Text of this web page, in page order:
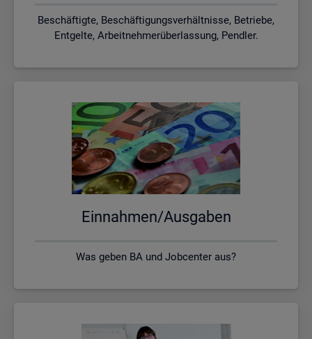
Beschäftigte, Beschäftigungsverhältnisse, Betriebe,
Entgelte, Arbeitnehmerüberlassung, Pendler.
Ein­nah­men/Aus­ga­ben
Was geben BA und Jobcenter aus?